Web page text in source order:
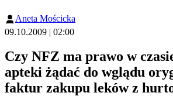
Aneta Mościcka
09.10.2009 | 02:00
Czy NFZ ma prawo w
apteki żądać do wglądu
faktur zakupu leków z